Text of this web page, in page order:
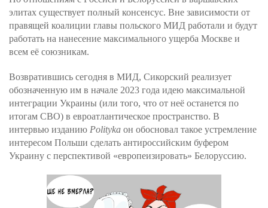
элитах существует полный консенсус. Вне зависимости от
правящей коалиции главы польского МИД работали и будут
работать на нанесение максимального ущерба Москве и
всем её союзникам.
Возвратившись сегодня в МИД, Сикорский реализует
обозначенную им в начале 2023 года идею максимальной
интеграции Украины (или того, что от неё останется по
итогам СВО) в евроатлантическое пространство. В
интервью изданию Polityka он обосновал такое устремление
интересом Польши сделать антироссийским буфером
Украину с перспективой «европеизировать» Белоруссию.